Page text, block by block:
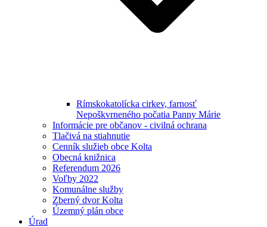
Rímskokatolícka cirkev, farnosť
Nepoškvrneného počatia Panny Márie
Informácie pre občanov - civilná ochrana
Tlačivá na stiahnutie
Cenník služieb obce Kolta
Obecná knižnica
Referendum 2026
Voľby 2022
Komunálne služby
Zberný dvor Kolta
Územný plán obce
Úrad